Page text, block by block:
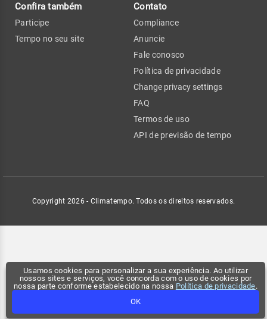
Usamos cookies para personalizar a sua experiência. Ao utilizar
nossos sites e serviços, você concorda com o uso de cookies por
nossa parte conforme estabelecido na nossa Política de privacidade.
OK
Confira também
Participe
Tempo no seu site
Contato
Compliance
Anuncie
Fale conosco
Política de privacidade
Change privacy settings
FAQ
Termos de uso
API de previsão de tempo
Copyright 2026 - Climatempo. Todos os direitos reservados.